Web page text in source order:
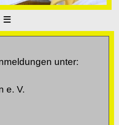
≡
unter:
e. V.